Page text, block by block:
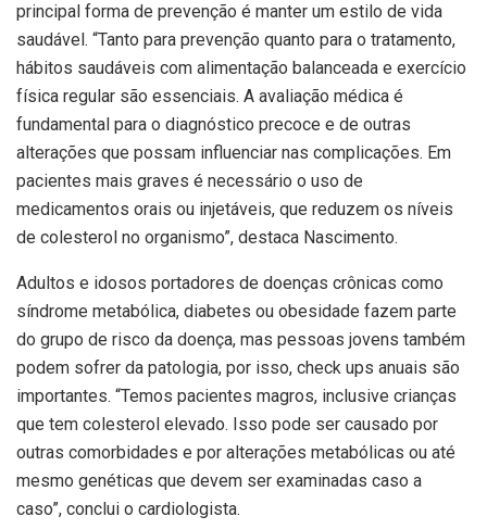
principal forma de prevenção é manter um estilo de vida
saudável. “Tanto para prevenção quanto para o tratamento,
hábitos saudáveis com alimentação balanceada e exercício
física regular são essenciais. A avaliação médica é
fundamental para o diagnóstico precoce e de outras
alterações que possam influenciar nas complicações. Em
pacientes mais graves é necessário o uso de
medicamentos orais ou injetáveis, que reduzem os níveis
de colesterol no organismo”, destaca Nascimento.
Adultos e idosos portadores de doenças crônicas como
síndrome metabólica, diabetes ou obesidade fazem parte
do grupo de risco da doença, mas pessoas jovens também
podem sofrer da patologia, por isso, check ups anuais são
importantes. “Temos pacientes magros, inclusive crianças
que tem colesterol elevado. Isso pode ser causado por
outras comorbidades e por alterações metabólicas ou até
mesmo genéticas que devem ser examinadas caso a
caso”, conclui o cardiologista.